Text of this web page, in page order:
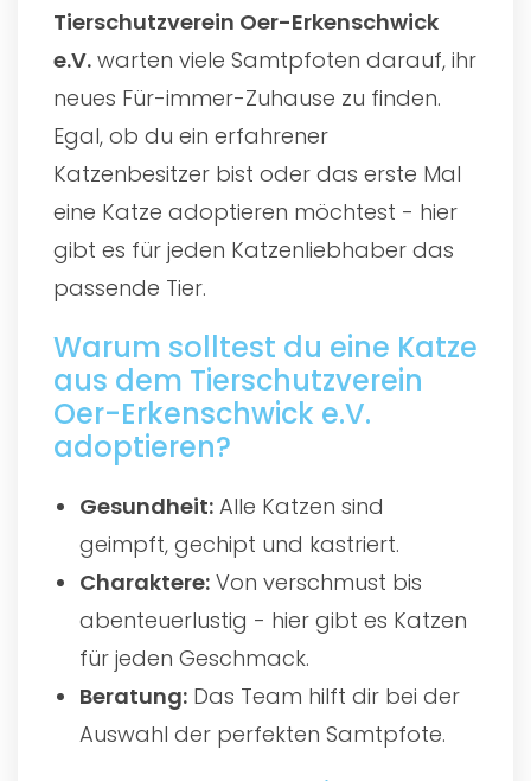
Tierschutzverein Oer-Erkenschwick
e.V. warten viele Samtpfoten darauf, ihr
neues Für-immer-Zuhause zu finden.
Egal, ob du ein erfahrener
Katzenbesitzer bist oder das erste Mal
eine Katze adoptieren möchtest - hier
gibt es für jeden Katzenliebhaber das
passende Tier.
Warum solltest du eine Katze
aus dem Tierschutzverein
Oer-Erkenschwick e.V.
adoptieren?
Gesundheit: Alle Katzen sind
geimpft, gechipt und kastriert.
Charaktere: Von verschmust bis
abenteuerlustig - hier gibt es Katzen
für jeden Geschmack.
Beratung: Das Team hilft dir bei der
Auswahl der perfekten Samtpfote.